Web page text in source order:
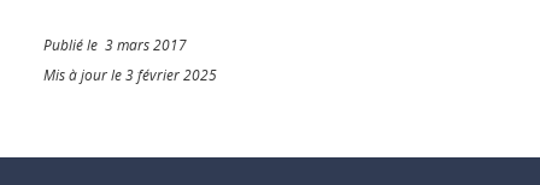
Publié le 3 mars 2017
Mis à jour le 3 février 2025